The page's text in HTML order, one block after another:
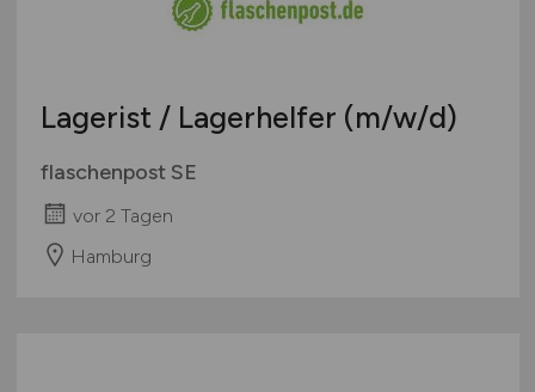
Lagerist / Lagerhelfer (m/w/d)
flaschenpost SE
vor 2 Tagen
Hamburg